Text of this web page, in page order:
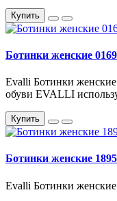
Купить
Ботинки женские
Evalli Ботинки
обуви EVALLI
Купить
Ботинки женские
Evalli Ботинки